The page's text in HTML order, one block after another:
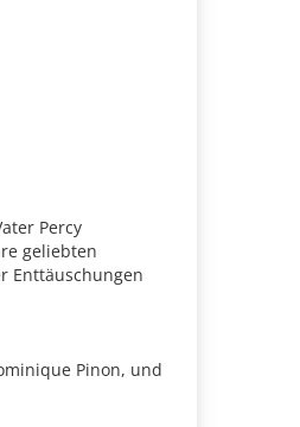
Percy
geliebten
Enttäuschungen
Pinon, und